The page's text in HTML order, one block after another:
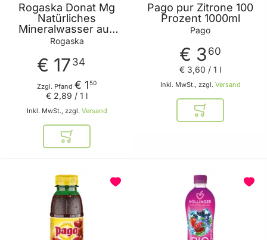
Rogaska Donat Mg
Natürliches
Mineralwasser aus
der Donat Quelle 6x
1000ml
Rogaska
€ 17 34
Zzgl. Pfand€ 150
Inkl. MwSt., zzgl. Versand
€ 2,89 / 1 l
In den Warenkorb
Pago pur Zitrone 100
Prozent 1000ml
Pago
€ 3 60
Inkl. MwSt., zzgl. Versand
€ 3,60 / 1 l
In den